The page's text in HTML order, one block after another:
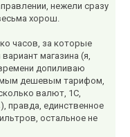
нежели сразу
хорош.
часов, за которые
магазина (я,
допиливаю
дешевым тарифом,
валют, 1С,
правда, единственное
остальное не